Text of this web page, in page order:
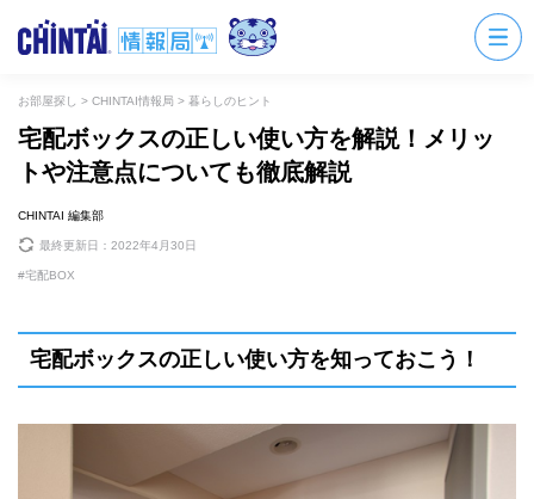
お部屋探し > CHINTAI情報局 > 暮らしのヒント
宅配ボックスの正しい使い方を解説！メリッ
トや注意点についても徹底解説
CHINTAI 編集部
最終更新日： 2022年4月30日
宅配BOX
宅配ボックスの正しい使い方を知っておこう！